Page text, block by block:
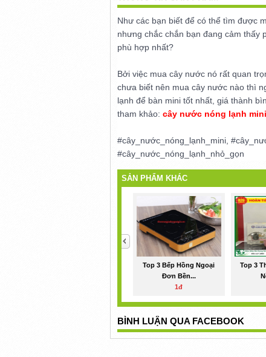
Như các bạn biết để có thể tìm được
nhưng chắc chắn bạn đang cảm thấy
phù hợp nhất?
Bởi việc mua cây nước nó rất quan
chưa biết nên mua cây nước nào thì
lạnh để bàn mini tốt nhất, giá thành
tham khảo: cây nước nóng lạnh mini
#cây_nước_nóng_lạnh_mini,
#cây_nước_nóng_lạnh_nhỏ_gọn
SẢN PHẨM KHÁC
Top 3 Bếp Hồng Ngoại
Đơn Bền...
1đ
Top 3
BÌNH LUẬN QUA FACEBOOK